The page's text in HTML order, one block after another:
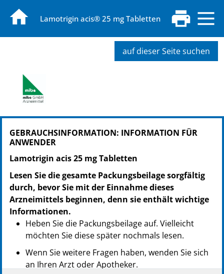
Lamotrigin acis® 25 mg Tabletten
auf dieser Seite suchen
PZN: 04051796
PPN: 110405179612
GTIN: 04260577691186
PZN: 16764277
PPN: 111676427745
GEBRAUCHSINFORMATION: INFORMATION FÜR
ANWENDER
Lamotrigin acis 25 mg Tabletten
Lesen Sie die gesamte Packungsbeilage sorgfältig
durch, bevor Sie mit der Einnahme dieses
Arzneimittels beginnen, denn sie enthält wichtige
Informationen.
Heben Sie die Packungsbeilage auf. Vielleicht
möchten Sie diese später nochmals lesen.
Wenn Sie weitere Fragen haben, wenden Sie sich
an Ihren Arzt oder Apotheker.